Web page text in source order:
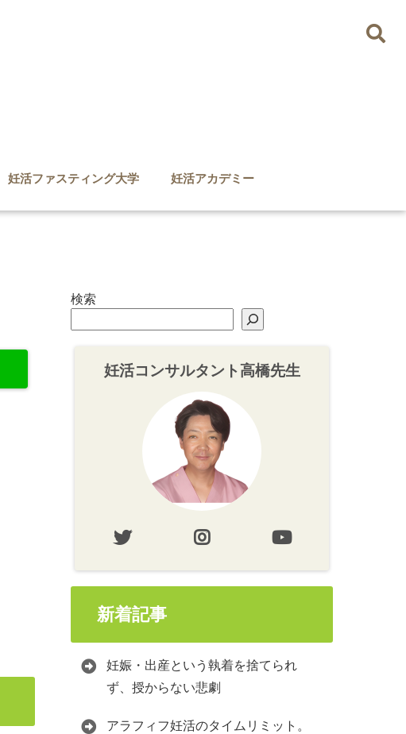
妊活ファスティング大学 妊活アカデミー
検索
妊活コンサルタント高橋先生
新着記事
妊娠・出産という執着を捨てられ
ず、授からない悲劇
アラフィフ妊活のタイムリミット。